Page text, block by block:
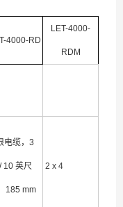
4000-RD
LET-4000-
RDM
电缆，3
10 英尺
185 mm
2 x 4